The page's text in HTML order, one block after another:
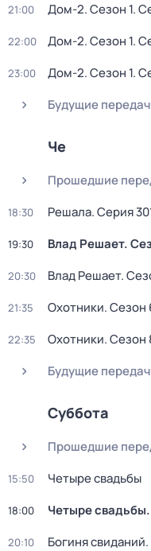
21:00 Дом-2. Сезон 1.
22:00 Дом-2. Сезон 1.
23:00 Дом-2. Сезон 1.
Будущие
Че
Прошедшие
18:30 Решала. Серия
19:30 Влад Решает.
20:30 Влад Решает.
21:35 Охотники. Сезон
22:35 Охотники. Сезон
Будущие
Суббота
Прошедшие
15:50 Четыре свадьбы
18:00 Четыре свадьбы
20:10 Богиня свиданий